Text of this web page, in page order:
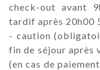
check-out avant
tardif après 20h00
- caution
fin de séjour après
(en cas de